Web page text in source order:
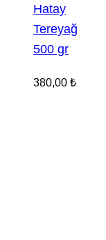
Hatay
Tereyağ
500 gr
380,00 ₺